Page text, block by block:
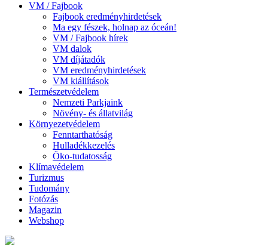
VM / Fajbook
Fajbook eredményhirdetések
Ma egy fészek, holnap az óceán!
VM / Fajbook hírek
VM dalok
VM díjátadók
VM eredményhirdetések
VM kiállítások
Természetvédelem
Nemzeti Parkjaink
Növény- és állatvilág
Környezetvédelem
Fenntarthatóság
Hulladékkezelés
Öko-tudatosság
Klímavédelem
Turizmus
Tudomány
Fotózás
Magazin
Webshop